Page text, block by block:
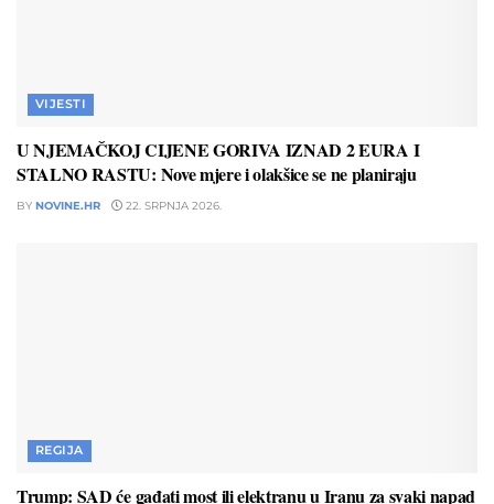
VIJESTI
U NJEMAČKOJ CIJENE GORIVA IZNAD 2 EURA I
STALNO RASTU: Nove mjere i olakšice se ne planiraju
BY NOVINE.HR 22. SRPNJA 2026.
REGIJA
Trump: SAD će gađati most ili elektranu u Iranu za svaki napad